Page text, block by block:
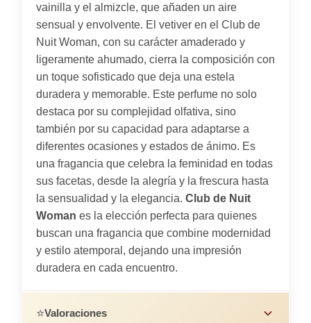
vainilla y el almizcle, que añaden un aire
sensual y envolvente. El vetiver en el Club de
Nuit Woman, con su carácter amaderado y
ligeramente ahumado, cierra la composición con
un toque sofisticado que deja una estela
duradera y memorable. Este perfume no solo
destaca por su complejidad olfativa, sino
también por su capacidad para adaptarse a
diferentes ocasiones y estados de ánimo. Es
una fragancia que celebra la feminidad en todas
sus facetas, desde la alegría y la frescura hasta
la sensualidad y la elegancia. Club de Nuit
Woman es la elección perfecta para quienes
buscan una fragancia que combine modernidad
y estilo atemporal, dejando una impresión
duradera en cada encuentro.
⭐Valoraciones